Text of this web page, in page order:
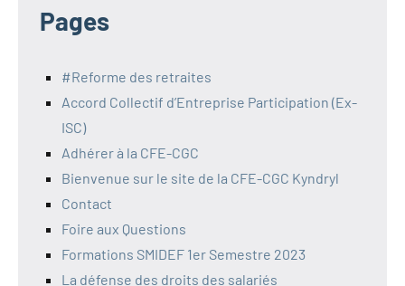
Pages
#Reforme des retraites
Accord Collectif d’Entreprise Participation (Ex-
ISC)
Adhérer à la CFE-CGC
Bienvenue sur le site de la CFE-CGC Kyndryl
Contact
Foire aux Questions
Formations SMIDEF 1er Semestre 2023
La défense des droits des salariés